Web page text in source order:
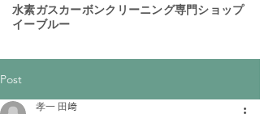
​水素ガスカーボンクリーニング専門ショップ
イーブルー
Post
孝一 田﨑